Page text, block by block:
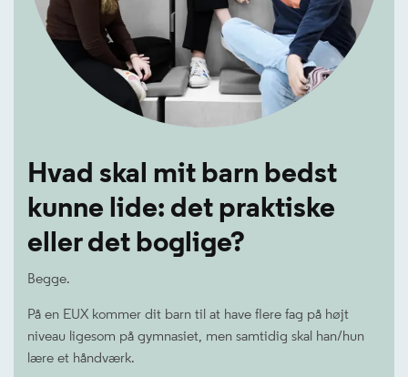
Hvad skal mit barn bedst
kunne lide: det praktiske
eller det boglige?
Begge.
På en EUX kommer dit barn til at have flere fag på højt
niveau ligesom på gymnasiet, men samtidig skal han/hun
lære et håndværk.